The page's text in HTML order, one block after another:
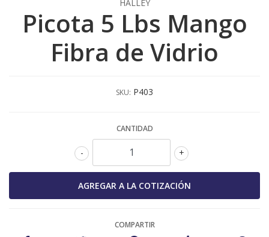
HALLEY
Picota 5 Lbs Mango
Fibra de Vidrio
SKU: P403
CANTIDAD
+
-
COMPARTIR